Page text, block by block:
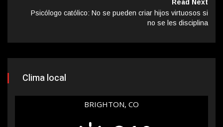
Read Next
Psicólogo católico: No se pueden criar hijos virtuosos si
no se les disciplina
Clima local
BRIGHTON, CO